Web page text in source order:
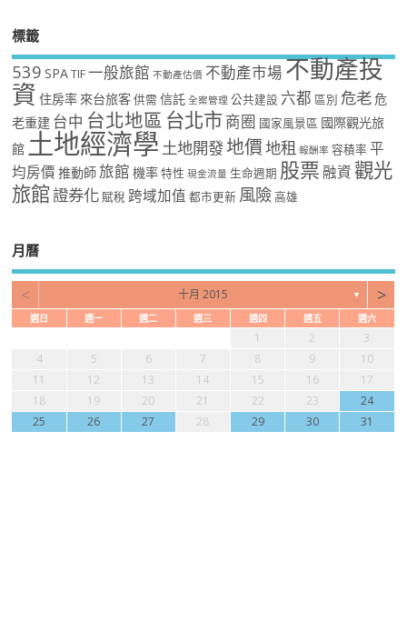
標籤
539 SPA TIF 一般旅館 不動產估價 不動產市場不動產投
資 住房率 來台旅客 供需 信託 全案管理 公共建設 六都 區別 危老危
老重建 台中 台北地區 台北市商圈 國家風景區 國際觀光旅
館 土地經濟學 土地開發地價地租 報酬率 容積率 平
均房價 推動師旅館 機率 特性 現金流量 生命週期 股票 融資 觀光
旅館證券化 賦稅 跨域加值 都市更新 風險 高雄
月曆
< 十月 2015 ▼ >
週日 週一 週二 週三 週四 週五 週六
1 2
3
4
5 6 7 8 9
10
11
12 13 14 15 16
17
18
19 20 21 22 23
24
25
26 27 28 29 30 31